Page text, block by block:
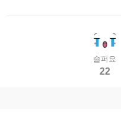
슬퍼요
22